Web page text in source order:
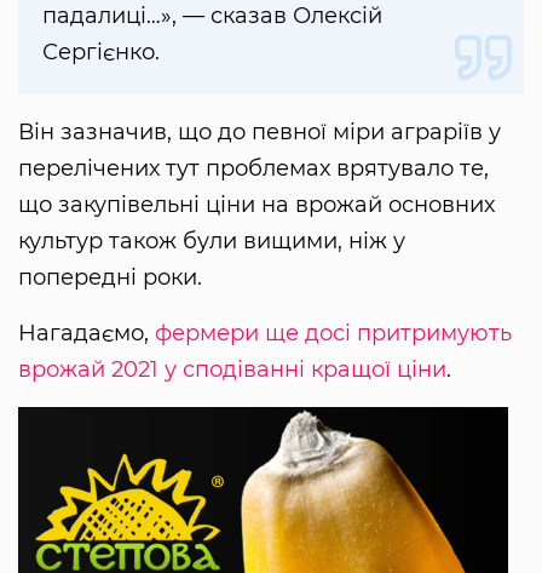
падалиці…», — сказав Олексій
Сергієнко.
Він зазначив, що до певної міри аграріїв у
перелічених тут проблемах врятувало те,
що закупівельні ціни на врожай основних
культур також були вищими, ніж у
попередні роки.
Нагадаємо, фермери ще досі притримують
врожай 2021 у сподіванні кращої ціни.